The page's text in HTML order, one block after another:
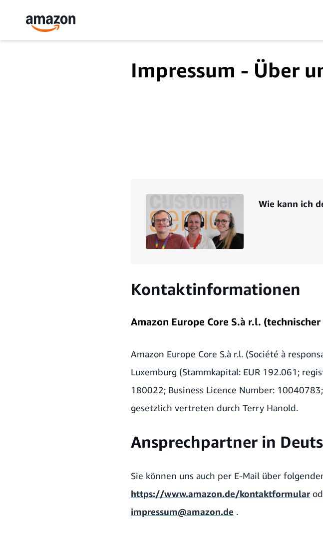
Impressum - Über
Wie kann ich
Kontaktinformationen
Amazon Europe Core S.à r.l.
Amazon Europe Core S.à r.l. (Société à
Luxemburg (Stammkapital: EUR 192.061;
180022; Business Licence Number:
gesetzlich vertreten durch Terry Hanold.
Ansprechpartner in
Sie können uns auch per E-Mail über
https://www.amazon.de/kontaktformular
impressum@amazon.de .